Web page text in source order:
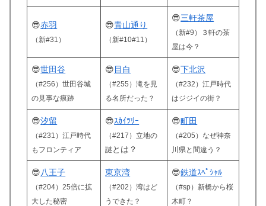
😎赤羽
（新#31）
😎青山通り
（新#10#11）
😎三軒茶屋
（新#9）３軒の茶
屋は今？
😎世田谷
（#256）世田谷城
の見事な痕跡
😎目白
（#255）滝を見
る名所だった？
😎下北沢
（#232）江戸時代
はジジイの街？
😎汐留
（#231）江戸時代
もフロンティア
😎ｽｶｲﾂﾘｰ
（#217）立地の
謎 とは？
😎町田
（#205）なぜ神奈
川県と間違う？
😎八王子
（#204）25倍に拡
大した秘密
東京湾
（#202）湾はど
うできた？
😎鉄道ｽﾍﾟｼｬﾙ
（#sp）新橋から桜
木町？